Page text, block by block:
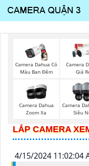
Camera Dahua Có
Màu Ban Đêm
Camera
Giá
Camera Dahua
Zoom Xa
Camera
Siêu
LẮP CAMERA
4/15/2024 11:02:04